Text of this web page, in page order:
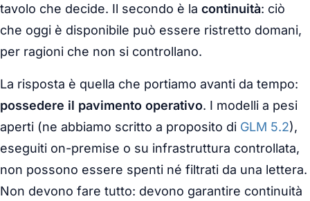
tavolo che decide. Il secondo è la continuità: ciò
che oggi è disponibile può essere ristretto domani,
per ragioni che non si controllano.
La risposta è quella che portiamo avanti da tempo:
possedere il pavimento operativo. I modelli a pesi
aperti (ne abbiamo scritto a proposito di GLM 5.2),
eseguiti on-premise o su infrastruttura controllata,
non possono essere spenti né filtrati da una lettera.
Non devono fare tutto: devono garantire continuità